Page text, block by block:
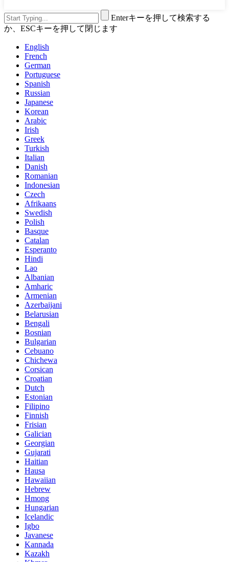
Enterキーを押して検索する
か、ESCキーを押して閉じます
English
French
German
Portuguese
Spanish
Russian
Japanese
Korean
Arabic
Irish
Greek
Turkish
Italian
Danish
Romanian
Indonesian
Czech
Afrikaans
Swedish
Polish
Basque
Catalan
Esperanto
Hindi
Lao
Albanian
Amharic
Armenian
Azerbaijani
Belarusian
Bengali
Bosnian
Bulgarian
Cebuano
Chichewa
Corsican
Croatian
Dutch
Estonian
Filipino
Finnish
Frisian
Galician
Georgian
Gujarati
Haitian
Hausa
Hawaiian
Hebrew
Hmong
Hungarian
Icelandic
Igbo
Javanese
Kannada
Kazakh